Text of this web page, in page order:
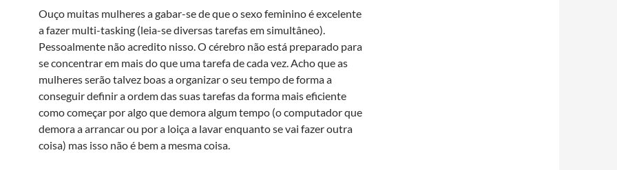
Ouço muitas mulheres a gabar-se de que o sexo feminino é excelente
a fazer multi-tasking (leia-se diversas tarefas em simultâneo).
Pessoalmente não acredito nisso. O cérebro não está preparado para
se concentrar em mais do que uma tarefa de cada vez. Acho que as
mulheres serão talvez boas a organizar o seu tempo de forma a
conseguir definir a ordem das suas tarefas da forma mais eficiente
como começar por algo que demora algum tempo (o computador que
demora a arrancar ou por a loiça a lavar enquanto se vai fazer outra
coisa) mas isso não é bem a mesma coisa.